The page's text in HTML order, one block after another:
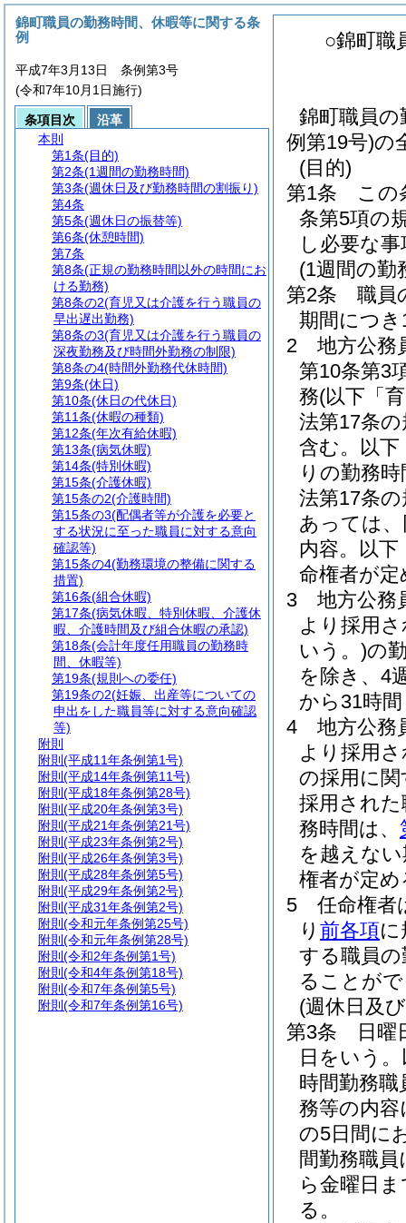
○錦町職
錦町職員の
例第19号)の
(目的)
第1条
この
条第5項の
し必要な
(1週間の勤
第2条
職員
期間につ
2
地方公務
第10条第3
務(以下「
法第17条
含む。以下
りの勤務
法第17条
あっては
内容。以
命権者が定
3
地方公務
より採用
いう。)の
を除き、4
から31時
4
地方公務
より採用
の採用に
採用された
務時間は、
を越えな
権者が定め
5
任命権者
り 前各項に
する職員
ることが
(週休日及
第3条
日曜
日をいう
時間勤務
務等の内
の5日間に
間勤務職
ら金曜日
る。
錦町職員の勤務時間、休暇等に関する条
例
平成7年3月13日 条例第3号
(令和7年10月1日施行)
条項目次
沿革
本則
第1条(目的)
第2条(1週間の勤務時間)
第3条(週休日及び勤務時間の割振り)
第4条
第5条(週休日の振替等)
第6条(休憩時間)
第7条
第8条(正規の勤務時間以外の時間にお
ける勤務)
第8条の2(育児又は介護を行う職員の
早出遅出勤務)
第8条の3(育児又は介護を行う職員の
深夜勤務及び時間外勤務の制限)
第8条の4(時間外勤務代休時間)
第9条(休日)
第10条(休日の代休日)
第11条(休暇の種類)
第12条(年次有給休暇)
第13条(病気休暇)
第14条(特別休暇)
第15条(介護休暇)
第15条の2(介護時間)
第15条の3(配偶者等が介護を必要と
する状況に至った職員に対する意向
確認等)
第15条の4(勤務環境の整備に関する
措置)
第16条(組合休暇)
第17条(病気休暇、特別休暇、介護休
暇、介護時間及び組合休暇の承認)
第18条(会計年度任用職員の勤務時
間、休暇等)
第19条(規則への委任)
第19条の2(妊娠、出産等についての
申出をした職員等に対する意向確認
等)
附則
附則 (平成11年条例第1号)
附則 (平成14年条例第11号)
附則 (平成18年条例第28号)
附則 (平成20年条例第3号)
附則 (平成21年条例第21号)
附則 (平成23年条例第2号)
附則 (平成26年条例第3号)
附則 (平成28年条例第5号)
附則 (平成29年条例第2号)
附則 (平成31年条例第2号)
附則 (令和元年条例第25号)
附則 (令和元年条例第28号)
附則 (令和2年条例第1号)
附則 (令和4年条例第18号)
附則 (令和7年条例第5号)
附則 (令和7年条例第16号)